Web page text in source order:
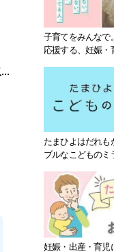
子育てをみんなで
応援する、妊娠・
たまひよはだれ
ブルなこどもの
妊娠・出産・育児